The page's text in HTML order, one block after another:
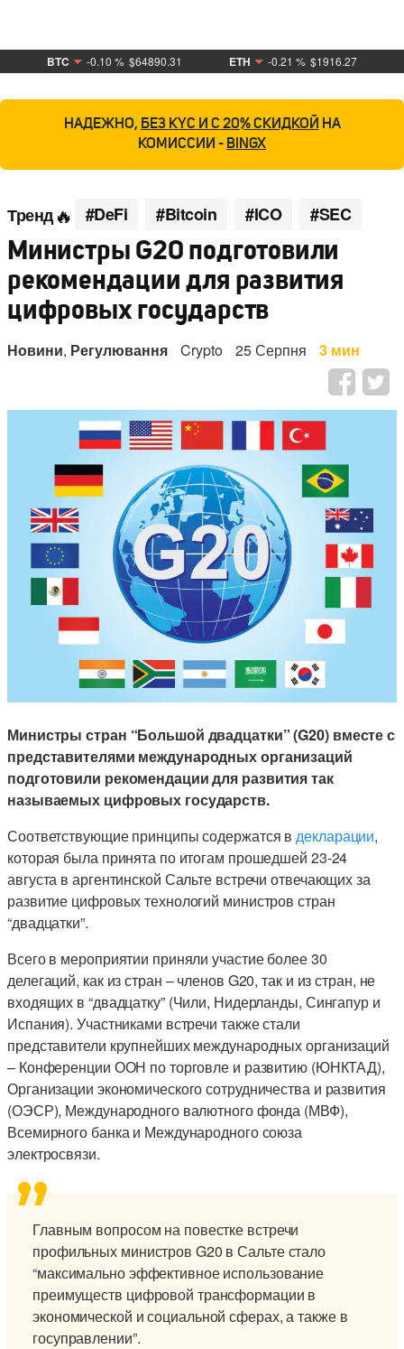
BTC -0.10 % $64890.31 ETH -0.21 % $1916.27
НАДЕЖНО, БЕЗ KYC И С 20% СКИДКОЙ НА
КОМИССИИ - BINGX
Тренд #DeFi #Bitcoin #ICO #SEC
Министры G20 подготовили
рекомендации для развития
цифровых государств
Новини, Регулювання Crypto 25 Серпня 3 мин
Министры стран “Большой двадцатки” (G20) вместе с
представителями международных организаций
подготовили рекомендации для развития так
называемых цифровых государств.
Соответствующие принципы содержатся вдекларации,
которая была принята по итогам прошедшей 23-24
августа в аргентинской Сальте встречи отвечающих за
развитие цифровых технологий министров стран
“двадцатки”.
Всего в мероприятии приняли участие более 30
делегаций, как из стран – членов G20, так и из стран, не
входящих в “двадцатку” (Чили, Нидерланды, Сингапур и
Испания). Участниками встречи также стали
представители крупнейших международных организаций
– Конференции ООН по торговле и развитию (ЮНКТАД),
Организации экономического сотрудничества и развития
(ОЭСР), Международного валютного фонда (МВФ),
Всемирного банка и Международного союза
электросвязи.
Главным вопросом на повестке встречи
профильных министров G20 в Сальте стало
“максимально эффективное использование
преимуществ цифровой трансформации в
экономической и социальной сферах, а также в
госуправлении”.